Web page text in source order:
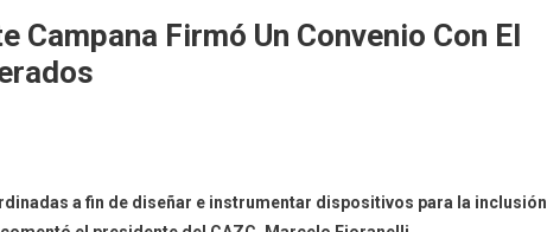
Campana Firmó Un Convenio Con El
a fin de diseñar e instrumentar dispositivos para la inclusión